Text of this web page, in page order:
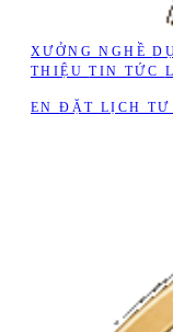
XƯỞNG NGHỀ
THIỆUTIN TỨC
ENĐẶT LỊCH TƯ